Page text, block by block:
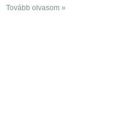
Tovább olvasom »